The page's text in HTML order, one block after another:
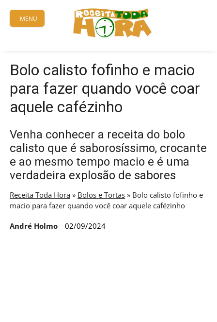
content
MENU
Bolo calisto fofinho e macio
para fazer quando você coar
aquele cafézinho
Venha conhecer a receita do bolo
calisto que é saborosíssimo, crocante
e ao mesmo tempo macio e é uma
verdadeira explosão de sabores
Receita Toda Hora » Bolos e Tortas » Bolo calisto fofinho e
macio para fazer quando você coar aquele cafézinho
André Holmo 02/09/2024